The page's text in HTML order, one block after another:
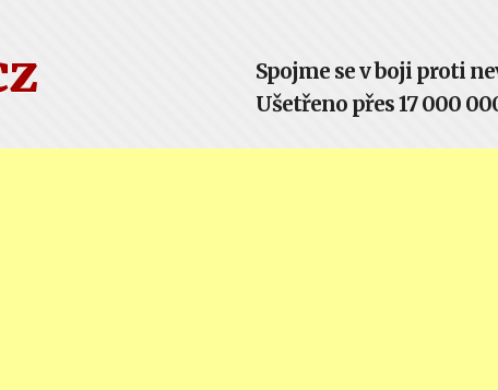
Spojme se v boji proti
Ušetřeno přes 17 000